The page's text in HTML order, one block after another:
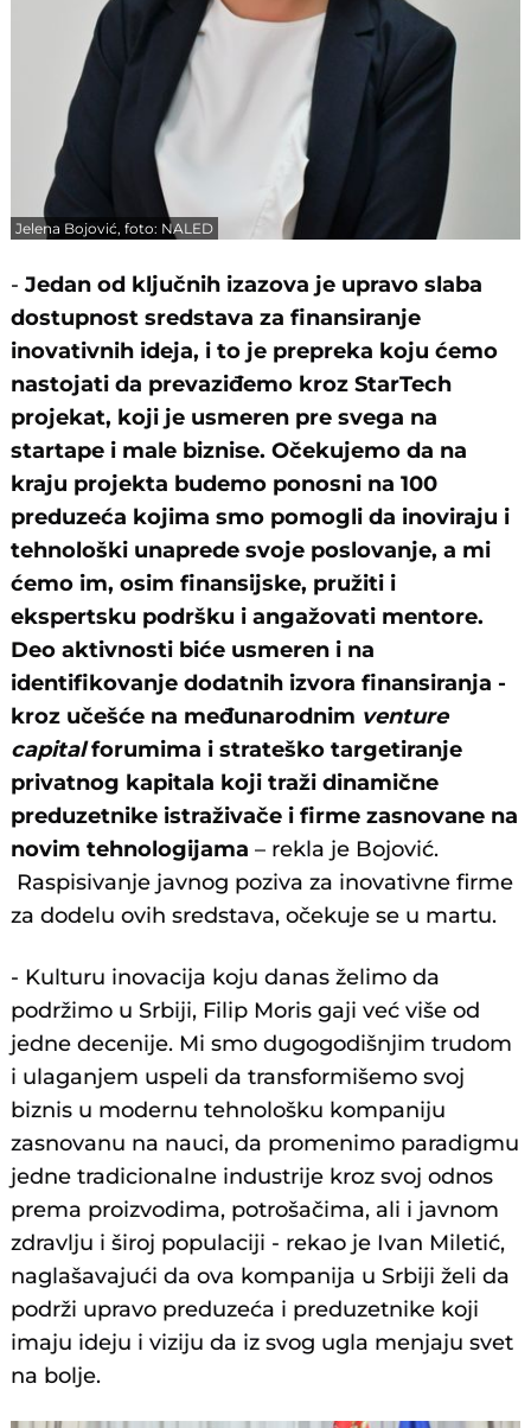
Jelena Bojović, foto: NALED
- Jedan od ključnih izazova je upravo slaba
dostupnost sredstava za finansiranje
inovativnih ideja, i to je prepreka koju ćemo
nastojati da prevaziđemo kroz StarTech
projekat, koji je usmeren pre svega na
startape i male biznise. Očekujemo da na
kraju projekta budemo ponosni na 100
preduzeća kojima smo pomogli da inoviraju i
tehnološki unaprede svoje poslovanje, a mi
ćemo im, osim finansijske, pružiti i
ekspertsku podršku i angažovati mentore.
Deo aktivnosti biće usmeren i na
identifikovanje dodatnih izvora finansiranja -
kroz učešće na međunarodnim venture
capitalforumima i strateško targetiranje
privatnog kapitala koji traži dinamične
preduzetnike istraživače i firme zasnovane na
novim tehnologijama – rekla je Bojović.
Raspisivanje javnog poziva za inovativne firme
za dodelu ovih sredstava, očekuje se u martu.
- Kulturu inovacija koju danas želimo da
podržimo u Srbiji, Filip Moris gaji već više od
jedne decenije. Mi smo dugogodišnjim trudom
i ulaganjem uspeli da transformišemo svoj
biznis u modernu tehnološku kompaniju
zasnovanu na nauci, da promenimo paradigmu
jedne tradicionalne industrije kroz svoj odnos
prema proizvodima, potrošačima, ali i javnom
zdravlju i široj populaciji - rekao je Ivan Miletić,
naglašavajući da ova kompanija u Srbiji želi da
podrži upravo preduzeća i preduzetnike koji
imaju ideju i viziju da iz svog ugla menjaju svet
na bolje.